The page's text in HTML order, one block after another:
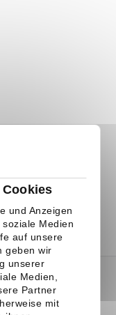
und Anzeigen
Medien
auf unsere
geben wir
unserer
Medien,
Partner
mit